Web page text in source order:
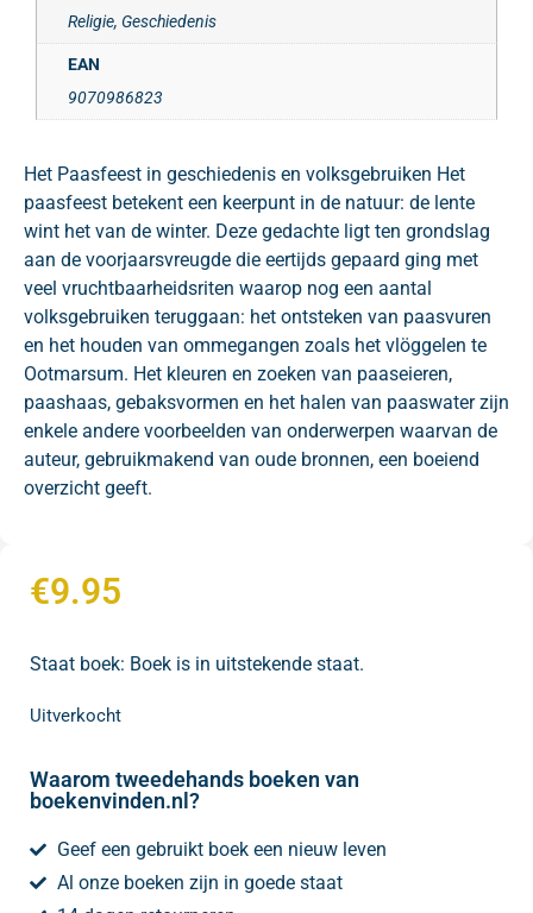
Religie, Geschiedenis
EAN
9070986823
Het Paasfeest in geschiedenis en volksgebruiken Het
paasfeest betekent een keerpunt in de natuur: de lente
wint het van de winter. Deze gedachte ligt ten grondslag
aan de voorjaarsvreugde die eertijds gepaard ging met
veel vruchtbaarheidsriten waarop nog een aantal
volksgebruiken teruggaan: het ontsteken van paasvuren
en het houden van ommegangen zoals het vlöggelen te
Ootmarsum. Het kleuren en zoeken van paaseieren,
paashaas, gebaksvormen en het halen van paaswater zijn
enkele andere voorbeelden van onderwerpen waarvan de
auteur, gebruikmakend van oude bronnen, een boeiend
overzicht geeft.
€9.95
Staat boek: Boek is in uitstekende staat.
Uitverkocht
Waarom tweedehands boeken van
boekenvinden.nl?
Geef een gebruikt boek een nieuw leven
Al onze boeken zijn in goede staat